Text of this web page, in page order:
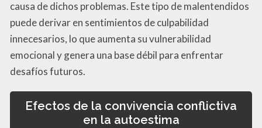
causa de dichos problemas. Este tipo de malentendidos
puede derivar en sentimientos de culpabilidad
innecesarios, lo que aumenta su vulnerabilidad
emocional y genera una base débil para enfrentar
desafíos futuros.
Efectos de la convivencia conflictiva
en la autoestima